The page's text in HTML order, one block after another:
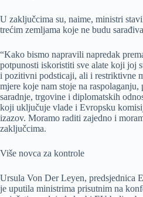
U zaključcima su, naime, ministri
trećim zemljama koje ne budu
“Kako bismo napravili napredak
potpunosti iskoristiti sve alate koji joj
i pozitivni podsticaji, ali i restriktivne
mjere koje nam stoje na
saradnje, trgovine i diplomatskih
koji uključuje vlade i Evropsku
izazov. Moramo raditi zajedno i
zaključcima.
Više novca za kontrole
Ursula Von Der Leyen, predsjednica
je uputila ministrima prisutnim na